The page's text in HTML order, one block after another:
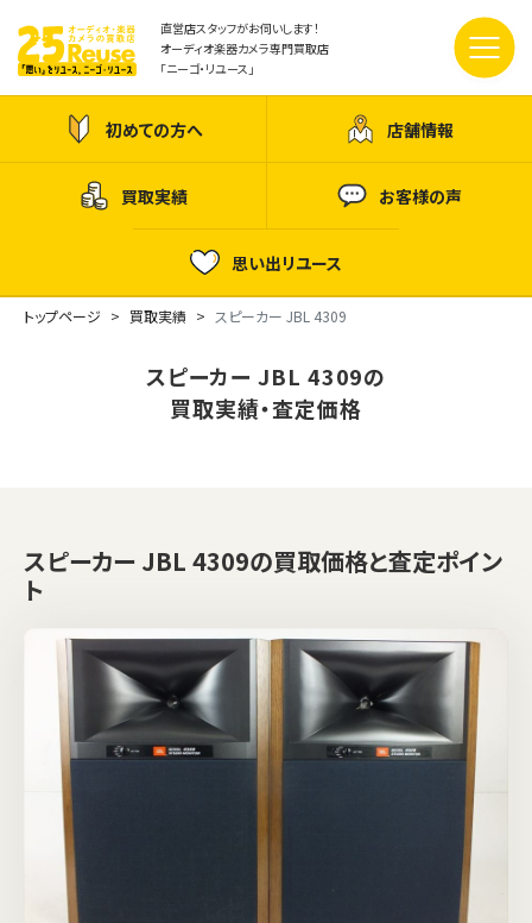
直営店スタッフがお伺いします！
オーディオ楽器カメラ専門買取店
「ニーゴ・リユース」
初めての方へ 店舗情報
買取実績 お客様の声
思い出リユース
トップページ 買取実績 スピーカー JBL 4309
スピーカー JBL 4309の
買取実績・査定価格
スピーカー JBL 4309の買取価格と査定ポイン
ト